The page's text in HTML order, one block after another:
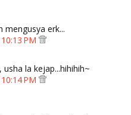
mengusya erk...
PM
la kejap...hihihih~
PM